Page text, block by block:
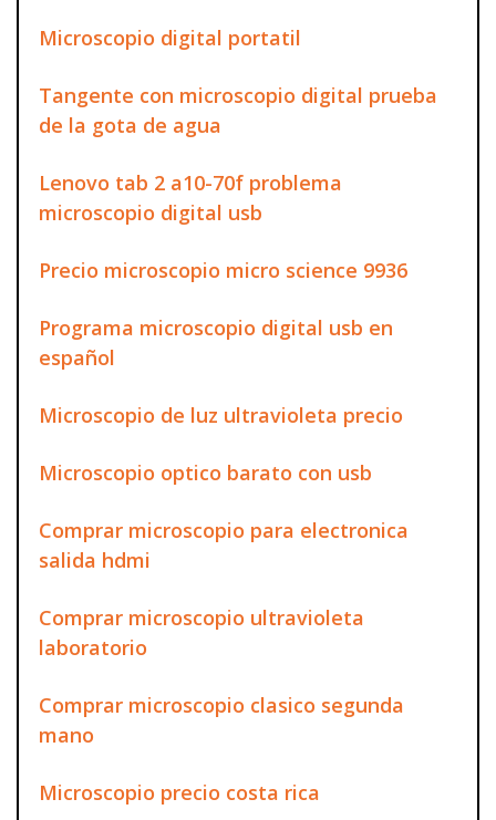
Microscopio digital portatil
Tangente con microscopio digital prueba
de la gota de agua
Lenovo tab 2 a10-70f problema
microscopio digital usb
Precio microscopio micro science 9936
Programa microscopio digital usb en
español
Microscopio de luz ultravioleta precio
Microscopio optico barato con usb
Comprar microscopio para electronica
salida hdmi
Comprar microscopio ultravioleta
laboratorio
Comprar microscopio clasico segunda
mano
Microscopio precio costa rica